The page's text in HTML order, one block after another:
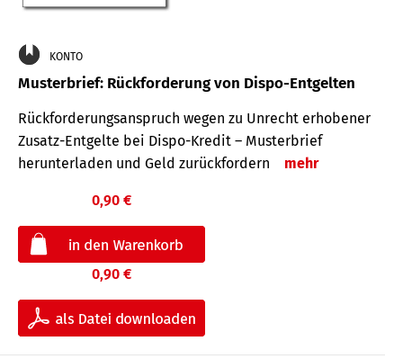
KONTO
Musterbrief: Rückforderung von Dispo-Entgelten
Rückforderungsanspruch wegen zu Unrecht erhobener
Zusatz-Entgelte bei Dispo-Kredit – Musterbrief
herunterladen und Geld zurückfordern
mehr
0,90 €
0,90 €